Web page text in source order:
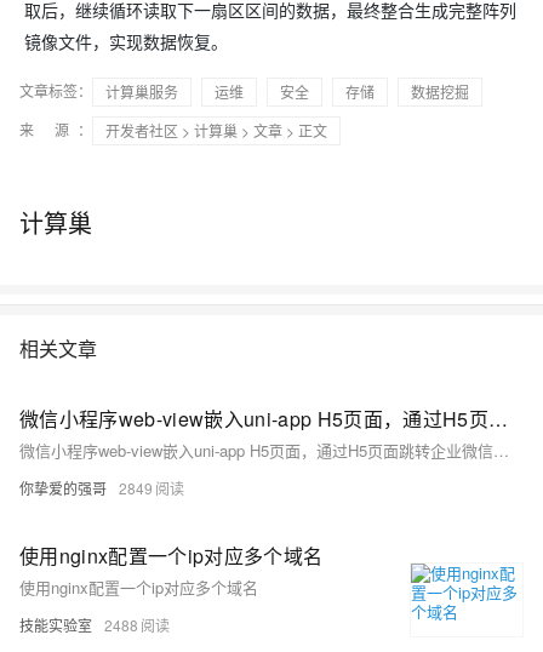
取后，继续循环读取下一扇区区间的数据，最终整合生成完整阵列
镜像文件，实现数据恢复。
文章标签： 计算巢服务 运维 安全 存储
数据挖掘
来 源：
开发者社区 > 计算巢 > 文章 > 正文
计算巢
相关文章
微信小程序web-view嵌入uni-app H5页面，通过H5页面跳转企业微信客户聊天窗口如何操作？
微信小程序web-view嵌入uni-app H5页面，通过H5页面跳转企业微信客户聊天窗口如何操作？
你挚爱的强哥 2849
使用nginx配置一个ip对应多个域名
使用nginx配置一个ip对应多个域名
技能实验室 2488